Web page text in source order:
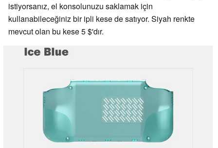
istiyorsanız, el konsolunuzu saklamak için
kullanabileceğiniz bir ipli kese de satıyor. Siyah renkte
mevcut olan bu kese 5 $'dır.